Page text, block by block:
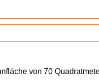
von 70